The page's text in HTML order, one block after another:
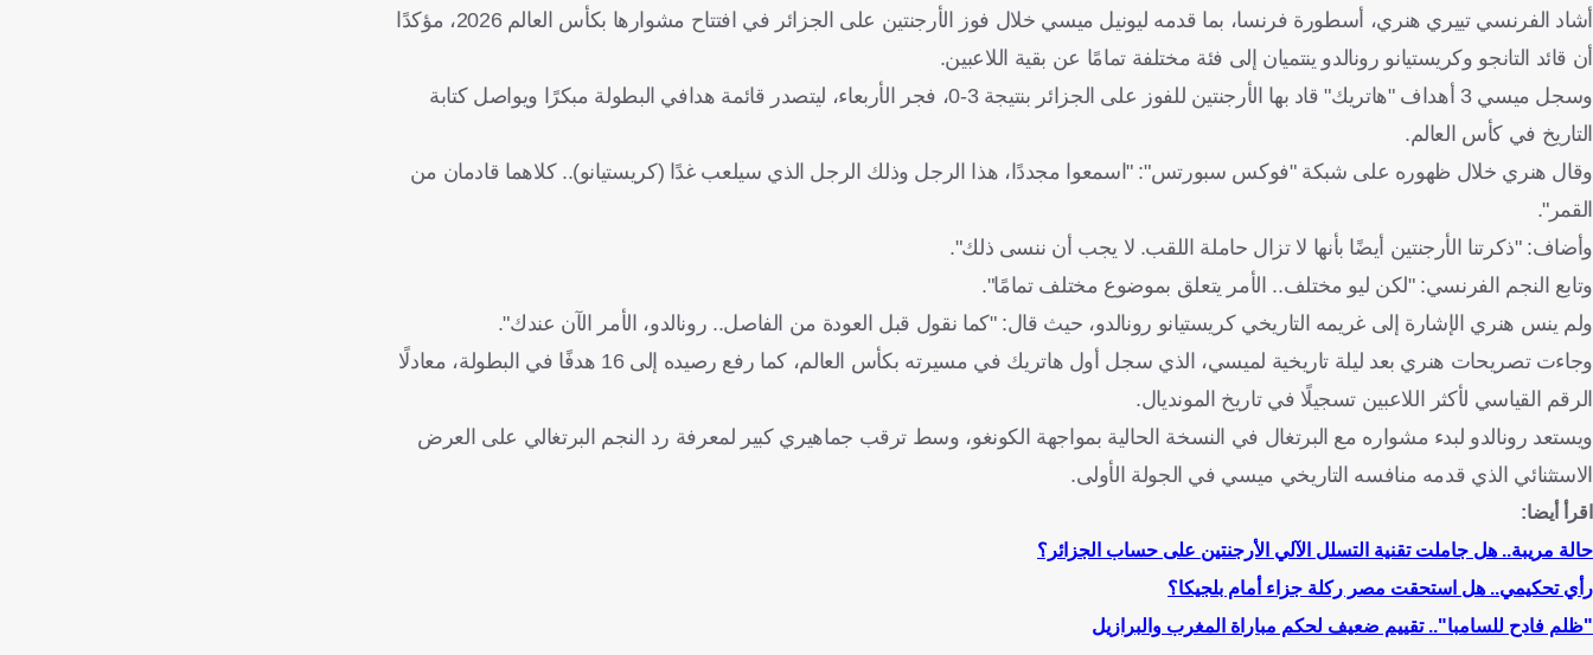
أشاد الفرنسي تييري هنري، أسطورة فرنسا، بما قدمه ليونيل ميسي خلال فوز الأرجنتين على الجزائر في افتتاح مشوارها بكأس العالم 2026، مؤكدًا
أن قائد التانجو وكريستيانو رونالدو ينتميان إلى فئة مختلفة تمامًا عن بقية اللاعبين.
وسجل ميسي 3 أهداف "هاتريك" قاد بها الأرجنتين للفوز على الجزائر بنتيجة 3-0، فجر الأربعاء، ليتصدر قائمة هدافي البطولة مبكرًا ويواصل كتابة
التاريخ في كأس العالم.
وقال هنري خلال ظهوره على شبكة "فوكس سبورتس": "اسمعوا مجددًا، هذا الرجل وذلك الرجل الذي سيلعب غدًا (كريستيانو).. كلاهما قادمان من
القمر".
وأضاف: "ذكرتنا الأرجنتين أيضًا بأنها لا تزال حاملة اللقب. لا يجب أن ننسى ذلك".
وتابع النجم الفرنسي: "لكن ليو مختلف.. الأمر يتعلق بموضوع مختلف تمامًا".
ولم ينس هنري الإشارة إلى غريمه التاريخي كريستيانو رونالدو، حيث قال: "كما نقول قبل العودة من الفاصل.. رونالدو، الأمر الآن عندك".
وجاءت تصريحات هنري بعد ليلة تاريخية لميسي، الذي سجل أول هاتريك في مسيرته بكأس العالم، كما رفع رصيده إلى 16 هدفًا في البطولة، معادلًا
الرقم القياسي لأكثر اللاعبين تسجيلًا في تاريخ المونديال.
ويستعد رونالدو لبدء مشواره مع البرتغال في النسخة الحالية بمواجهة الكونغو، وسط ترقب جماهيري كبير لمعرفة رد النجم البرتغالي على العرض
الاستثنائي الذي قدمه منافسه التاريخي ميسي في الجولة الأولى.
اقرأ أيضا:
حالة مريبة.. هل جاملت تقنية التسلل الآلي الأرجنتين على حساب الجزائر؟
رأي تحكيمي.. هل استحقت مصر ركلة جزاء أمام بلجيكا؟
"ظلم فادح للسامبا".. تقييم ضعيف لحكم مباراة المغرب والبرازيل